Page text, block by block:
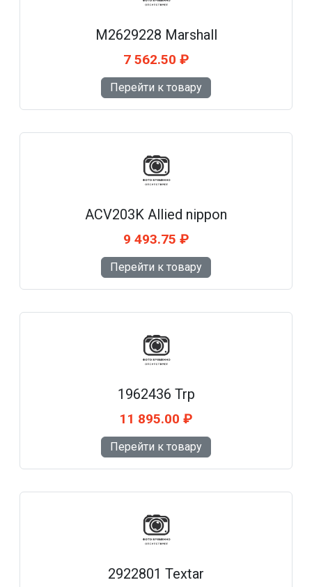
M2629228 Marshall
7 562.50 ₽
Перейти к товару
ACV203K Allied nippon
9 493.75 ₽
Перейти к товару
1962436 Trp
11 895.00 ₽
Перейти к товару
2922801 Textar